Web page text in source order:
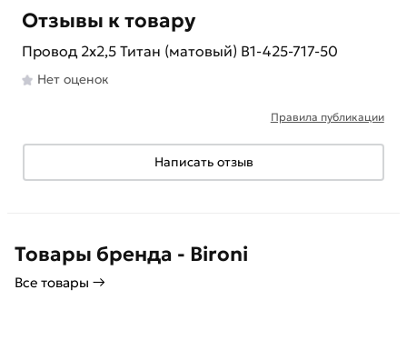
Отзывы к товару
Провод 2х2,5 Титан (матовый) B1-425-717-50
Нет оценок
Правила публикации
Написать отзыв
Товары бренда - Bironi
Все товары →